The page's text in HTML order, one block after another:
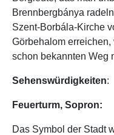
Brennbergbánya
Szent-Borbála-Kirche
Görbehalom
schon bekannten Weg
Sehenswürdigkeiten:
Feuerturm, Sopron:
Das Symbol der Stadt